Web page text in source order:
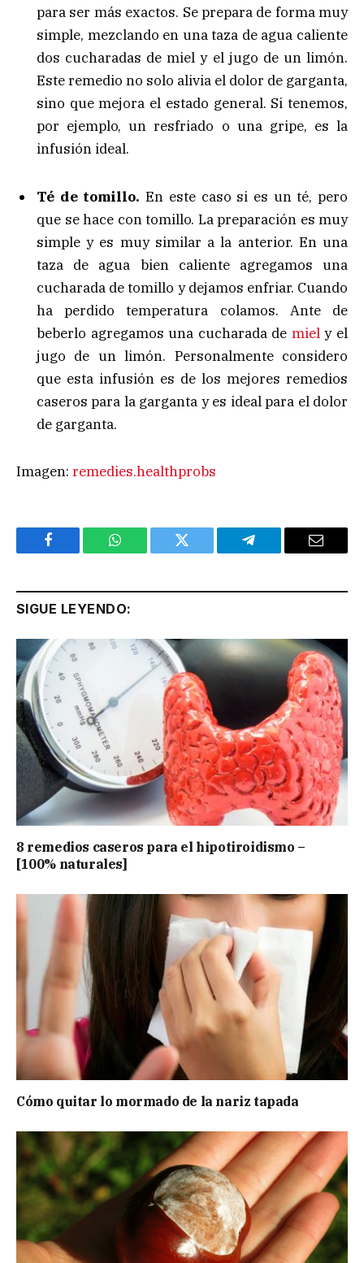
para ser más exactos. Se prepara de forma muy
simple, mezclando en una taza de agua caliente
dos cucharadas de miel y el jugo de un limón.
Este remedio no solo alivia el dolor de garganta,
sino que mejora el estado general. Si tenemos,
por ejemplo, un resfriado o una gripe, es la
infusión ideal.
Té de tomillo. En este caso si es un té, pero
que se hace con tomillo. La preparación es muy
simple y es muy similar a la anterior. En una
taza de agua bien caliente agregamos una
cucharada de tomillo y dejamos enfriar. Cuando
ha perdido temperatura colamos. Ante de
beberlo agregamos una cucharada de miely el
jugo de un limón. Personalmente considero
que esta infusión es de los mejores remedios
caseros para la garganta y es ideal para el dolor
de garganta.
Imagen: remedies.healthprobs
Facebook WhatsApp Twitter Telegram Email
SIGUE LEYENDO:
8 remedios caseros para el hipotiroidismo –
[100% naturales]
Cómo quitar lo mormado de la nariz tapada